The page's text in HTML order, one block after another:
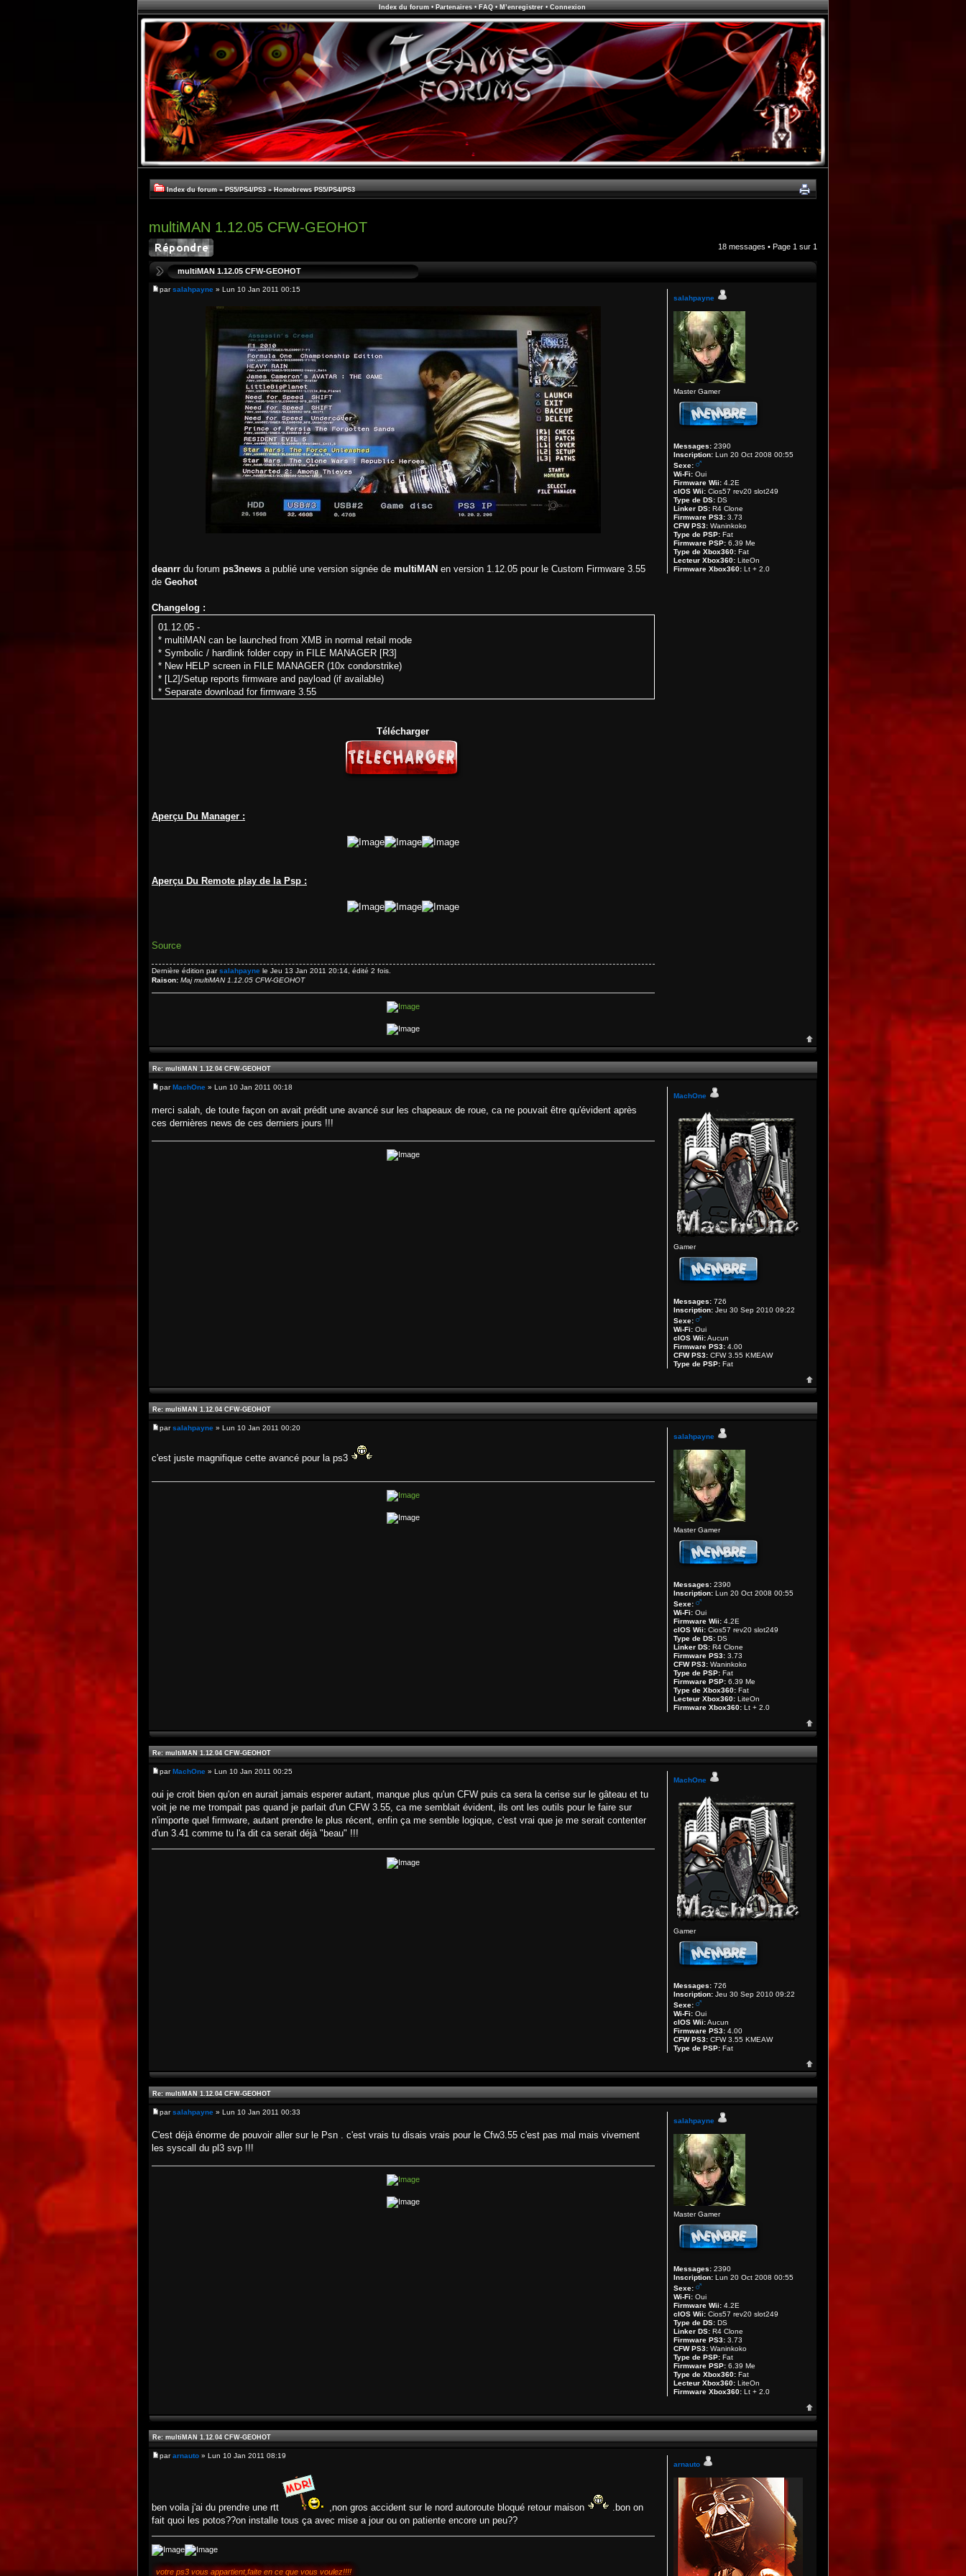
Index du forum• Partenaires• FAQ• M’enregistrer• Connexion
Index du forum » PS5/PS4/PS3 » Homebrews PS5/PS4/PS3
multiMAN 1.12.05 CFW-GEOHOT
18 messages • Page 1 sur 1
multiMAN 1.12.05 CFW-GEOHOT
parsalahpayne » Lun 10 Jan 2011 00:15
deanrr du forum ps3news a publié une version signée de multiMAN en version 1.12.05 pour le Custom Firmware 3.55
de Geohot
Changelog :
01.12.05 -
* multiMAN can be launched from XMB in normal retail mode
* Symbolic / hardlink folder copy in FILE MANAGER [R3]
* New HELP screen in FILE MANAGER (10x condorstrike)
* [L2]/Setup reports firmware and payload (if available)
* Separate download for firmware 3.55
Télécharger
Aperçu Du Manager :
Aperçu Du Remote play de la Psp :
Source
Dernière édition parsalahpayne le Jeu 13 Jan 2011 20:14, édité 2 fois.
Raison: Maj multiMAN 1.12.05 CFW-GEOHOT
salahpayne
Master Gamer
Messages: 2390
Inscription: Lun 20 Oct 2008 00:55
Sexe:
Wi-Fi: Oui
Firmware Wii: 4.2E
cIOS Wii: Cios57 rev20 slot249
Type de DS: DS
Linker DS: R4 Clone
Firmware PS3: 3.73
CFW PS3: Waninkoko
Type de PSP: Fat
Firmware PSP: 6.39 Me
Type de Xbox360: Fat
Lecteur Xbox360: LiteOn
Firmware Xbox360: Lt + 2.0
Re: multiMAN 1.12.04 CFW-GEOHOT
parMachOne » Lun 10 Jan 2011 00:18
merci salah, de toute façon on avait prédit une avancé sur les chapeaux de roue, ca ne pouvait être qu'évident après
ces dernières news de ces derniers jours !!!
MachOne
Gamer
Messages: 726
Inscription: Jeu 30 Sep 2010 09:22
Sexe:
Wi-Fi: Oui
cIOS Wii:Aucun
Firmware PS3: 4.00
CFW PS3: CFW 3.55 KMEAW
Type de PSP: Fat
Re: multiMAN 1.12.04 CFW-GEOHOT
parsalahpayne » Lun 10 Jan 2011 00:20
c'est juste magnifique cette avancé pour la ps3
salahpayne
Master Gamer
Messages: 2390
Inscription: Lun 20 Oct 2008 00:55
Sexe:
Wi-Fi: Oui
Firmware Wii: 4.2E
cIOS Wii: Cios57 rev20 slot249
Type de DS: DS
Linker DS: R4 Clone
Firmware PS3: 3.73
CFW PS3: Waninkoko
Type de PSP: Fat
Firmware PSP: 6.39 Me
Type de Xbox360: Fat
Lecteur Xbox360: LiteOn
Firmware Xbox360: Lt + 2.0
Re: multiMAN 1.12.04 CFW-GEOHOT
parMachOne » Lun 10 Jan 2011 00:25
oui je croit bien qu'on en aurait jamais esperer autant, manque plus qu'un CFW puis ca sera la cerise sur le gâteau et tu
voit je ne me trompait pas quand je parlait d'un CFW 3.55, ca me semblait évident, ils ont les outils pour le faire sur
n'importe quel firmware, autant prendre le plus récent, enfin ça me semble logique, c'est vrai que je me serait contenter
d'un 3.41 comme tu l'a dit ca serait déjà "beau" !!!
MachOne
Gamer
Messages: 726
Inscription: Jeu 30 Sep 2010 09:22
Sexe:
Wi-Fi: Oui
cIOS Wii:Aucun
Firmware PS3: 4.00
CFW PS3: CFW 3.55 KMEAW
Type de PSP: Fat
Re: multiMAN 1.12.04 CFW-GEOHOT
parsalahpayne » Lun 10 Jan 2011 00:33
C'est déjà énorme de pouvoir aller sur le Psn . c'est vrais tu disais vrais pour le Cfw3.55 c'est pas mal mais vivement
les syscall du pl3 svp !!!
salahpayne
Master Gamer
Messages: 2390
Inscription: Lun 20 Oct 2008 00:55
Sexe:
Wi-Fi: Oui
Firmware Wii: 4.2E
cIOS Wii: Cios57 rev20 slot249
Type de DS: DS
Linker DS: R4 Clone
Firmware PS3: 3.73
CFW PS3: Waninkoko
Type de PSP: Fat
Firmware PSP: 6.39 Me
Type de Xbox360: Fat
Lecteur Xbox360: LiteOn
Firmware Xbox360: Lt + 2.0
Re: multiMAN 1.12.04 CFW-GEOHOT
pararnauto » Lun 10 Jan 2011 08:19
ben voila j'ai du prendre une rtt ,non gros accident sur le nord autoroute bloqué retour maison
.bon on
fait quoi les potos??on installe tous ça avec mise a jour ou on patiente encore un peu??
votre ps3 vous appartient,faite en ce que vous voulez!!!!
arnauto